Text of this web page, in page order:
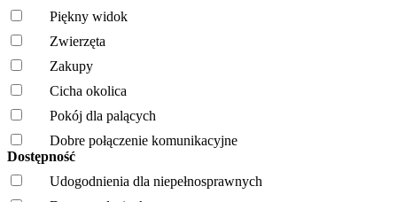
Piękny widok
Zwierzęta
Zakupy
Cicha okolica
Pokój dla palących
Dobre połączenie komunikacyjne
Dostępność
Udogodnienia dla niepełnosprawnych